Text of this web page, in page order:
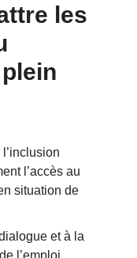
les
l’inclusion
l’accès au
situation de
et à la
l’emploi